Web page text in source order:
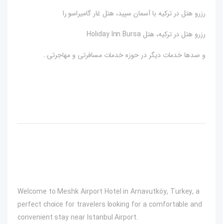
رزرو هتل در ترکیه با آسمان سپید، هتل غار گامیراسو را
رزرو هتل در ترکیه، هتل Holiday Inn Bursa
و صدها خدمات دیگر در حوزه خدمات مسافرتی و مهاجرتی…
Welcome to Meshk Airport Hotel in Arnavutköy, Turkey, a
perfect choice for travelers looking for a comfortable and
convenient stay near Istanbul Airport.